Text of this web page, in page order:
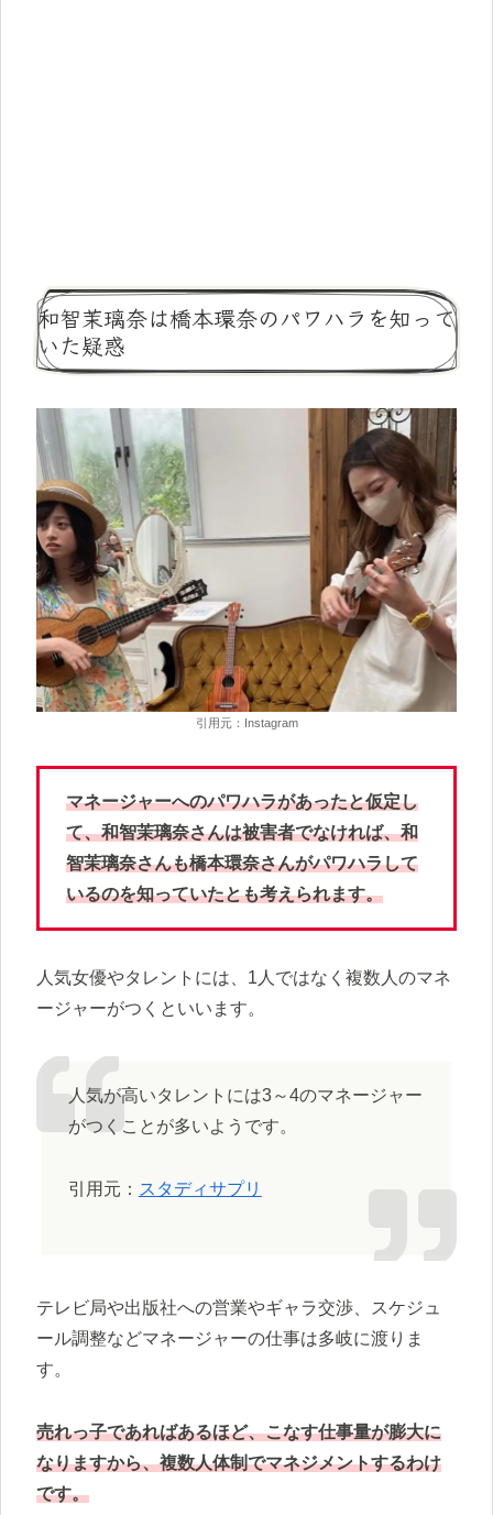
和智茉璃奈は橋本環奈のパワハラを知って
いた疑惑
引用元：Instagram
マネージャーへのパワハラがあったと仮定し
て、和智茉璃奈さんは被害者でなければ、和
智茉璃奈さんも橋本環奈さんがパワハラして
いるのを知っていたとも考えられます。
人気女優やタレントには、1人ではなく複数人のマネ
ージャーがつくといいます。
人気が高いタレントには3～4のマネージャー
がつくことが多いようです。
引用元： スタディサプリ
テレビ局や出版社への営業やギャラ交渉、スケジュ
ール調整などマネージャーの仕事は多岐に渡りま
す。
売れっ子であればあるほど、こなす仕事量が膨大に
なりますから、複数人体制でマネジメントするわけ
です。